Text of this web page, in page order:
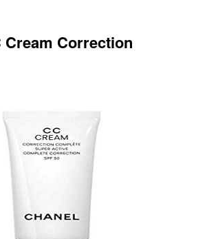
Cream Correction